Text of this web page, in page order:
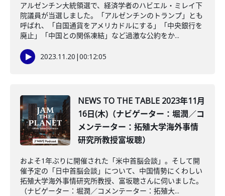
アルゼンチン大統領選で、経済学者のハビエル・ミレイ下
院議員が当選しました。「アルゼンチンのトランプ」とも
呼ばれ、「自国通貨をアメリカドルにする」「中央銀行を
廃止」「中国との関係凍結」など過激な公約をか...
2023.11.20 |00:12:05
NEWS TO THE TABLE 2023年11月
16日(木)（ナビゲーター：堀潤／コ
メンテーター：拓殖大学海外事情
研究所教授富坂聰）
およそ1年ぶりに開催された「米中首脳会談」。そして開
催予定の「日中首脳会談」について、中国情勢にくわしい
拓殖大学海外事情研究所教授、富坂聰さんに伺いました。
（ナビゲーター：堀潤／コメンテーター：拓殖大...